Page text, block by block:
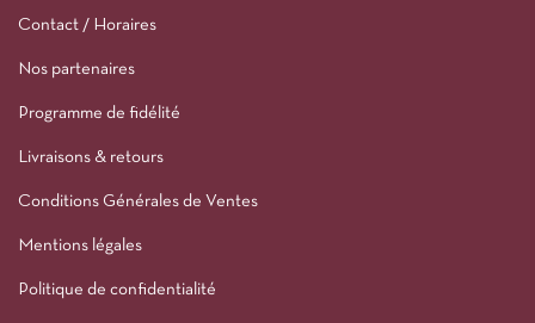
Contact / Horaires
Nos partenaires
Programme de fidélité
Livraisons & retours
Conditions Générales de Ventes
Mentions légales
Politique de confidentialité